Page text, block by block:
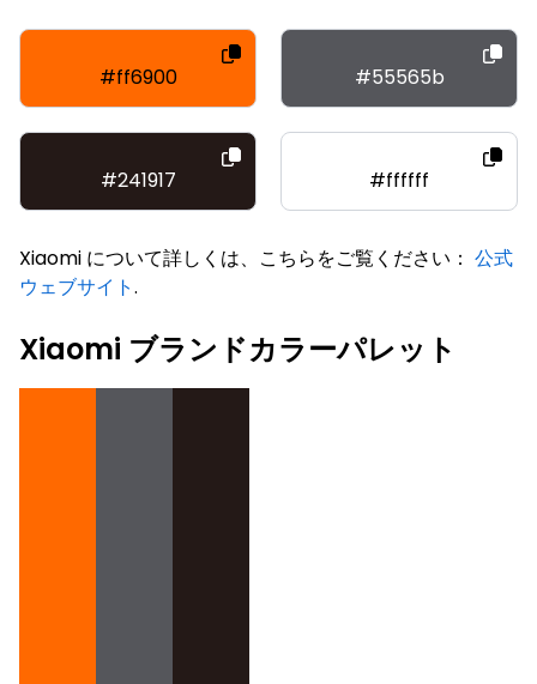
#ff6900 #55565b
#241917 #ffffff
Xiaomi について詳しくは、こちらをご覧ください： 公式
ウェブサイト.
Xiaomi ブランドカラーパレット